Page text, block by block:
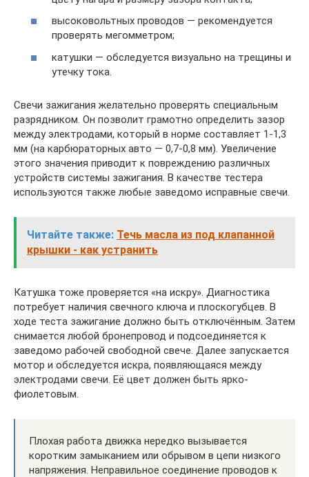
высоковольтных проводов — рекомендуется
проверять мегомметром;
катушки — обследуется визуально на трещины и
утечку тока.
Свечи зажигания желательно проверять специальным
разрядником. Он позволит грамотно определить зазор
между электродами, который в норме составляет 1-1,3
мм (на карбюраторных авто — 0,7-0,8 мм). Увеличение
этого значения приводит к повреждению различных
устройств системы зажигания. В качестве тестера
используются также любые заведомо исправные свечи.
Читайте также: Течь масла из под клапанной
крышки - как устранить
Катушка тоже проверяется «на искру». Диагностика
потребует наличия свечного ключа и плоскогубцев. В
ходе теста зажигание должно быть отключённым. Затем
снимается любой бронепровод и подсоединяется к
заведомо рабочей свободной свече. Далее запускается
мотор и обследуется искра, появляющаяся между
электродами свечи. Её цвет должен быть ярко-
фиолетовым.
Плохая работа движка нередко вызывается
коротким замыканием или обрывом в цепи низкого
напряжения. Неправильное соединение проводов к